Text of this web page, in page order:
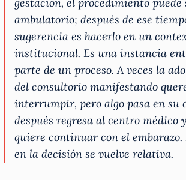
ambulatorio; después de ese
sugerencia es hacerlo en un
institucional. Es una instancia
parte de un proceso. A veces la
del consultorio manifestando
interrumpir, pero algo pasa en su
después regresa al centro médico
quiere continuar con el
en la decisión se vuelve relativa.